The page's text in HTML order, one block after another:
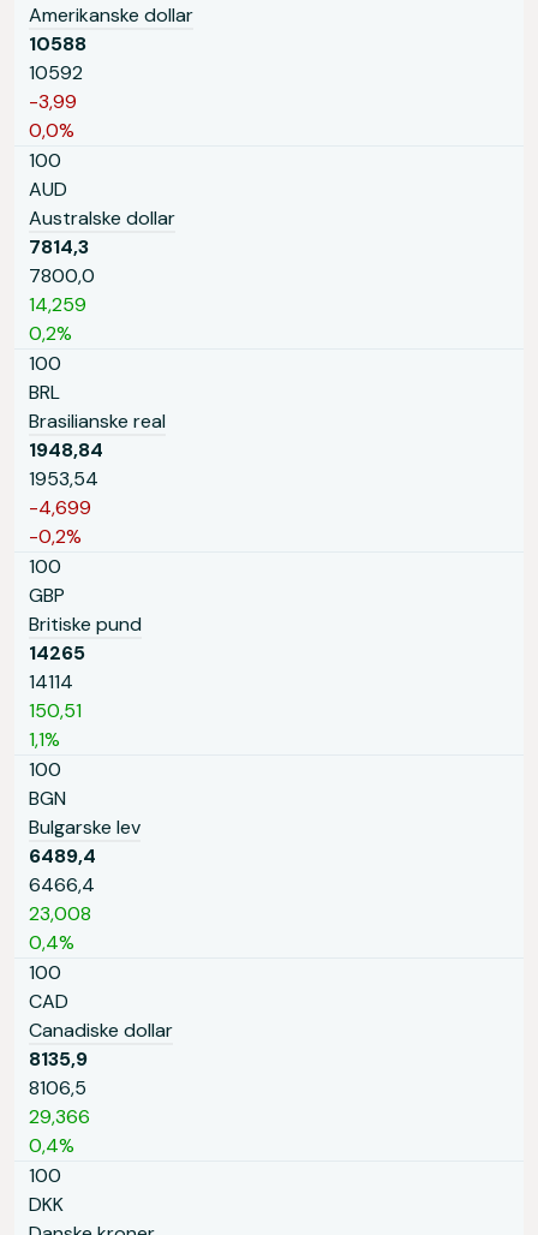
Amerikanske dollar
10588
10592
-3,99
0,0%
100
AUD
Australske dollar
7814,3
7800,0
14,259
0,2%
100
BRL
Brasilianske real
1948,84
1953,54
-4,699
-0,2%
100
GBP
Britiske pund
14265
14114
150,51
1,1%
100
BGN
Bulgarske lev
6489,4
6466,4
23,008
0,4%
100
CAD
Canadiske dollar
8135,9
8106,5
29,366
0,4%
100
DKK